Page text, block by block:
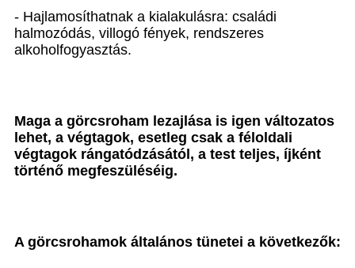
- Hajlamosíthatnak a kialakulásra: családi
halmozódás, villogó fények, rendszeres
alkoholfogyasztás.
Maga a görcsroham lezajlása is igen változatos
lehet, a végtagok, esetleg csak a féloldali
végtagok rángatódzásától, a test teljes, íjként
történő megfeszüléséig.
A görcsrohamok általános tünetei a következők: